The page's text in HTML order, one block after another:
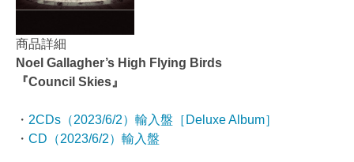
商品詳細
Noel Gallagher’s High Flying Birds
『Council Skies』
・ 2CDs（2023/6/2）輸入盤［Deluxe Album］
・ CD（2023/6/2）輸入盤